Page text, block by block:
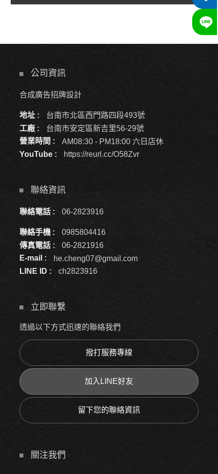
公司資訊
合成廣告招牌設計
地址 :
台南市北區西門路四段493號
工廠 :
台南市安定區新吉里56-29號
營業時間 :
AM08:30 - PM18:00 六日店休
YouTube :
https://reurl.cc/O58Zvr
聯絡資訊
聯絡電話 : 06-2823916
聯絡手機 :
0985804416
傳真電話 :
06-2821916
E-mail :
he.cheng07@gmail.com
LINE ID :
ch2823916
立即聯繫
透過以下方式迅速的聯絡我們
撥打服務專線
加入LINE好友
留下您的聯絡資訊
關注我們